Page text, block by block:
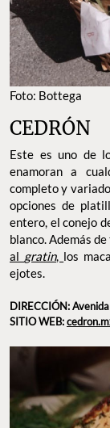
Foto: Bottega
CEDRÓN
Este es uno de
enamoran a
completo y
opciones de
entero, el conejo
blanco. Además
al gratin, los
ejotes.
DIRECCIÓN:
SITIO WEB: